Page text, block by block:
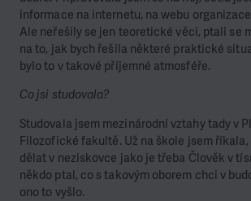
informace na internetu, na webu
Ale neřešily se jen teoretické věci, ptali se
na to, jak bych řešila některé praktické
bylo to v takové příjemné atmosféře.
Co jsi studovala?
Studovala jsem mezinárodní vztahy tady v
Filozofické fakultě. Už na škole jsem říkala,
dělat v neziskovce jako je třeba Člověk v
někdo ptal, co s takovým oborem chci v
ono to vyšlo.